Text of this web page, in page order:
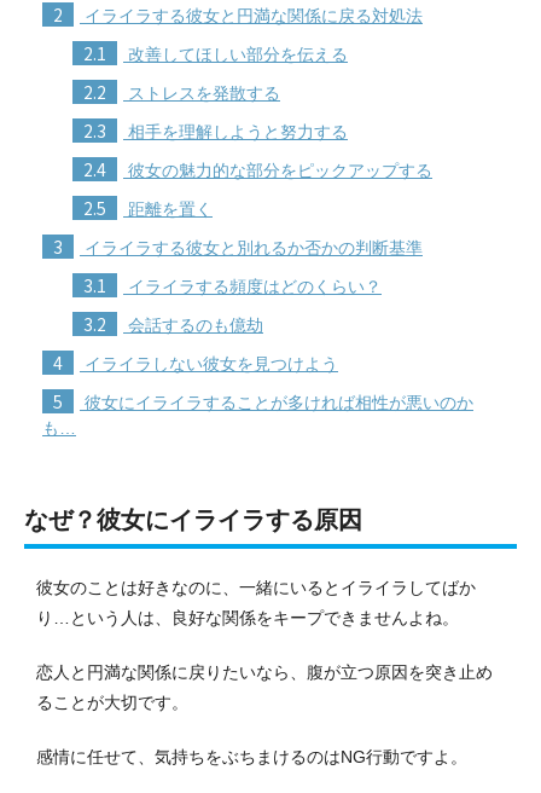
2 イライラする彼女と円満な関係に戻る対処法
2.1 改善してほしい部分を伝える
2.2 ストレスを発散する
2.3 相手を理解しようと努力する
2.4 彼女の魅力的な部分をピックアップする
2.5 距離を置く
3 イライラする彼女と別れるか否かの判断基準
3.1 イライラする頻度はどのくらい？
3.2 会話するのも億劫
4 イライラしない彼女を見つけよう
5
彼女にイライラすることが多ければ相性が悪いのか
も…
なぜ？彼女にイライラする原因
彼女のことは好きなのに、一緒にいるとイライラしてばか
り…という人は、良好な関係をキープできませんよね。
恋人と円満な関係に戻りたいなら、腹が立つ原因を突き止め
ることが大切です。
感情に任せて、気持ちをぶちまけるのはNG行動ですよ。